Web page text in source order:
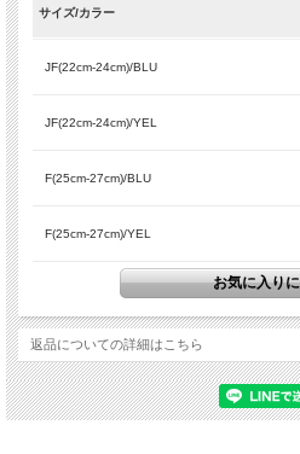
サイズ/カラー
JF(22cm-24cm)/BLU
JF(22cm-24cm)/YEL
F(25cm-27cm)/BLU
F(25cm-27cm)/YEL
返品についての詳細はこちら